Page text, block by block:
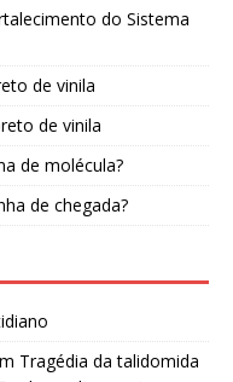
do Sistema
de vinila
de vinila
de molécula?
de chegada?
Tragédia da talidomida